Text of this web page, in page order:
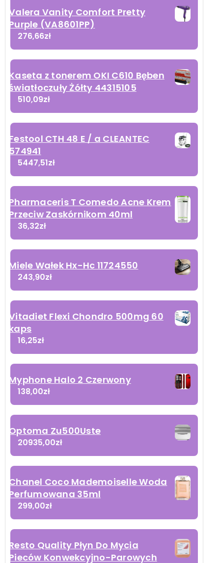
Valera Vanity Comfort Pretty
Purple (VA8601PP)
276,66zł
Kaseta z tonerem OKI C610 Bęben
światłoczuły Żółty 44315105
510,09zł
Festool CTH 48 E / a CLEANTEC
574941
5447,51zł
Pharmaceris T Comedo Acne Krem
Przeciw Zaskórnikom 40ml
36,32zł
Miele Wałek Hx-Hc 11724550
243,90zł
Vitadiet Flexi Chondro 500mg 60
kaps
16,25zł
Myphone Halo 2 Czerwony
138,00zł
Optoma Zu500Uste
20935,00zł
Chanel Coco Mademoiselle Woda
Perfumowana 35ml
299,00zł
Resto Quality Płyn Do Mycia
Pieców Konwekcyjno-Parowych